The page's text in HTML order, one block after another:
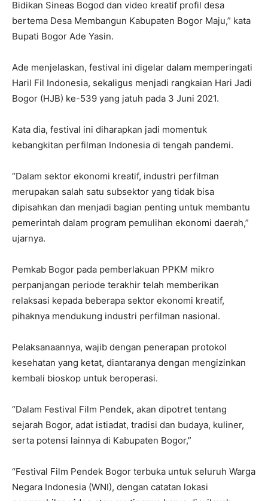
Bidikan Sineas Bogod dan video kreatif profil desa
bertema Desa Membangun Kabupaten Bogor Maju,” kata
Bupati Bogor Ade Yasin.
Ade menjelaskan, festival ini digelar dalam memperingati
Haril Fil Indonesia, sekaligus menjadi rangkaian Hari Jadi
Bogor (HJB) ke-539 yang jatuh pada 3 Juni 2021.
Kata dia, festival ini diharapkan jadi momentuk
kebangkitan perfilman Indonesia di tengah pandemi.
“Dalam sektor ekonomi kreatif, industri perfilman
merupakan salah satu subsektor yang tidak bisa
dipisahkan dan menjadi bagian penting untuk membantu
pemerintah dalam program pemulihan ekonomi daerah,”
ujarnya.
Pemkab Bogor pada pemberlakuan PPKM mikro
perpanjangan periode terakhir telah memberikan
relaksasi kepada beberapa sektor ekonomi kreatif,
pihaknya mendukung industri perfilman nasional.
Pelaksanaannya, wajib dengan penerapan protokol
kesehatan yang ketat, diantaranya dengan mengizinkan
kembali bioskop untuk beroperasi.
“Dalam Festival Film Pendek, akan dipotret tentang
sejarah Bogor, adat istiadat, tradisi dan budaya, kuliner,
serta potensi lainnya di Kabupaten Bogor,”
“Festival Film Pendek Bogor terbuka untuk seluruh Warga
Negara Indonesia (WNI), dengan catatan lokasi